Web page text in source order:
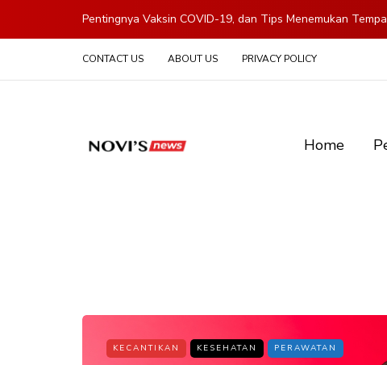
Pentingnya Vaksin COVID-19, dan Tips Menemukan
CONTACT US ABOUT US PRIVACY POLICY
Home
KECANTIKAN KESEHATAN PERAWATAN